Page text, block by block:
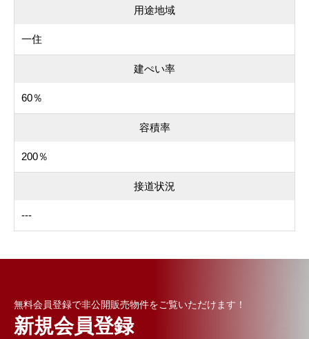
用途地域
一住
建ぺい率
60％
容積率
200％
接道状況
---
無料会員登録で非公開販売物件をご覧いただけます！
新規会員登録